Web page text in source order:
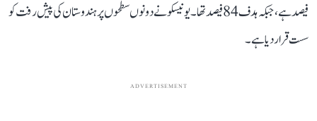
فیصد ہے، جبکہ ہدف 84 فیصد تھا۔ یونیسکو نے دونوں سطحوں پر ہندوستان کی پیش رفت کو
سست قرار دیا ہے۔
ADVERTISEMENT